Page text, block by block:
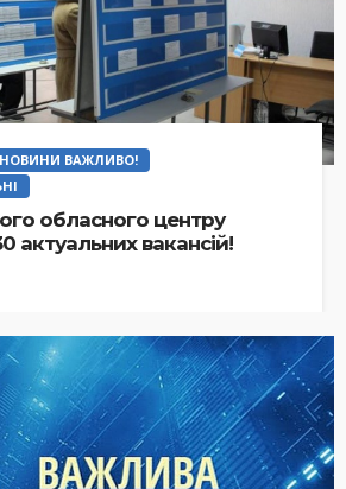
НОВИНИ ВАЖЛИВО!
обласного центру
актуальних вакансій!